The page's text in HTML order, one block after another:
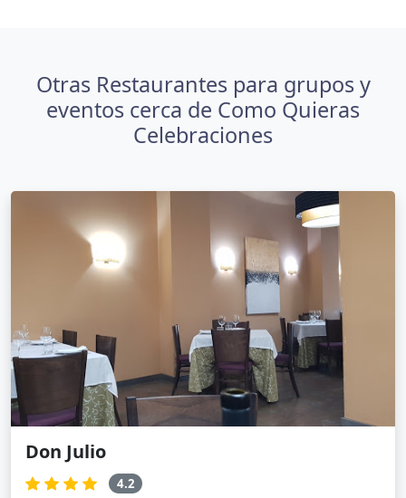
Otras Restaurantes para grupos y
eventos cerca de Como Quieras
Celebraciones
Don Julio
4.2